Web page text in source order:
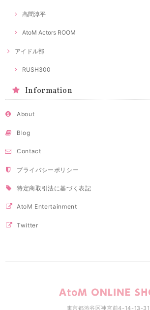
高間淳平
AtoM Actors ROOM
アイドル部
RUSH300
Information
About
Blog
Contact
プライバシーポリシー
特定商取引法に基づく表記
AtoM Entertainment
Twitter
東京都渋谷区神宮前4-14-13-